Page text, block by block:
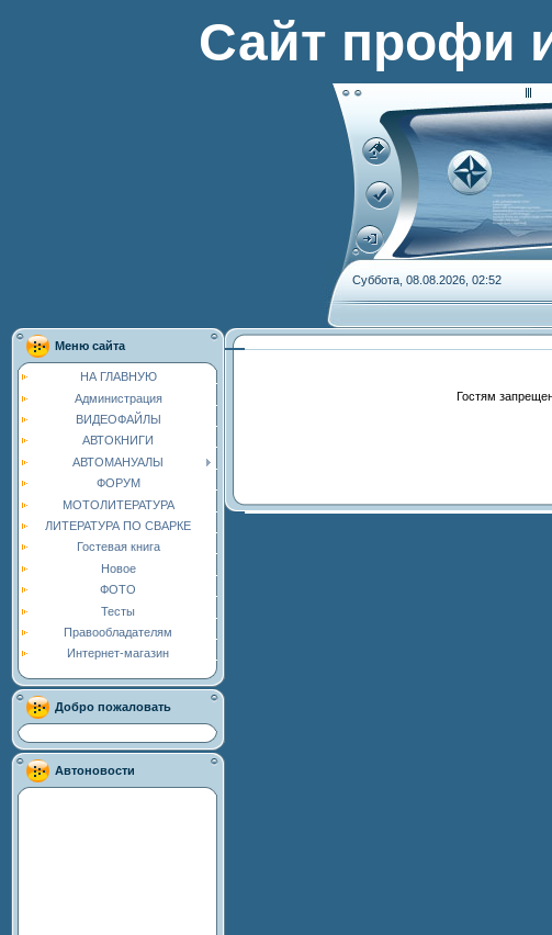
Сайт профи
Суббота, 08.08.2026, 02:52
Меню сайта
НА ГЛАВНУЮ
Администрация
ВИДЕОФАЙЛЫ
АВТОКНИГИ
АВТОМАНУАЛЫ
ФОРУМ
МОТОЛИТЕРАТУРА
ЛИТЕРАТУРА ПО СВАРКЕ
Гостевая книга
Новое
ФОТО
Тесты
Правообладателям
Интернет-магазин
Добро пожаловать
Автоновости
Гостям